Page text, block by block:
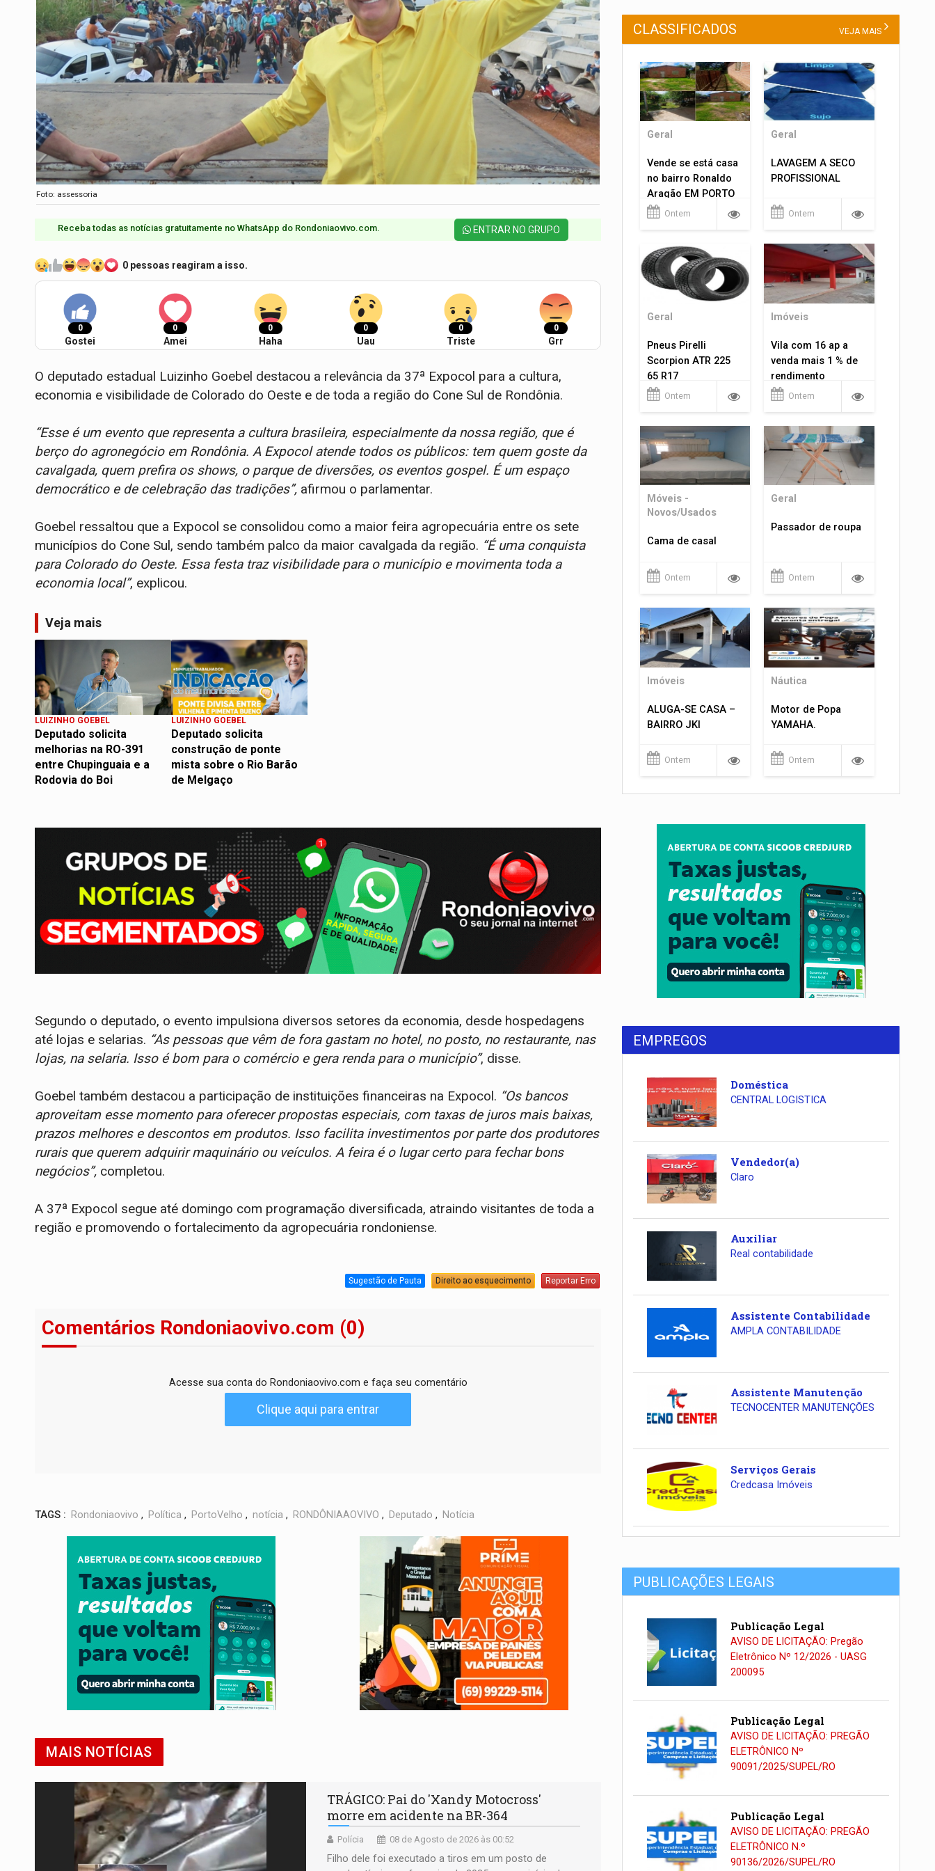
Foto: assessoria
Receba todas as notícias gratuitamente no WhatsApp do Rondoniaovivo.com.​ ENTRAR NO GRUPO
0 pessoas reagiram a isso.
0
Gostei
0
Amei
0
Haha
0
Uau
0
Triste
0
Grr
O deputado estadual Luizinho Goebel destacou a relevância da 37ª Expocol para a cultura,
economia e visibilidade de Colorado do Oeste e de toda a região do Cone Sul de Rondônia.
“Esse é um evento que representa a cultura brasileira, especialmente da nossa região, que é
berço do agronegócio em Rondônia. A Expocol atende todos os públicos: tem quem goste da
cavalgada, quem prefira os shows, o parque de diversões, os eventos gospel. É um espaço
democrático e de celebração das tradições”, afirmou o parlamentar.
Goebel ressaltou que a Expocol se consolidou como a maior feira agropecuária entre os sete
municípios do Cone Sul, sendo também palco da maior cavalgada da região. “É uma conquista
para Colorado do Oeste. Essa festa traz visibilidade para o município e movimenta toda a
economia local”, explicou.
Veja mais
LUIZINHO GOEBEL
Deputado solicita
melhorias na RO-391
entre Chupinguaia e a
Rodovia do Boi
LUIZINHO GOEBEL
Deputado solicita
construção de ponte
mista sobre o Rio Barão
de Melgaço
Segundo o deputado, o evento impulsiona diversos setores da economia, desde hospedagens
até lojas e selarias. “As pessoas que vêm de fora gastam no hotel, no posto, no restaurante, nas
lojas, na selaria. Isso é bom para o comércio e gera renda para o município”, disse.
Goebel também destacou a participação de instituições financeiras na Expocol. “Os bancos
aproveitam esse momento para oferecer propostas especiais, com taxas de juros mais baixas,
prazos melhores e descontos em produtos. Isso facilita investimentos por parte dos produtores
rurais que querem adquirir maquinário ou veículos. A feira é o lugar certo para fechar bons
negócios”, completou.
A 37ª Expocol segue até domingo com programação diversificada, atraindo visitantes de toda a
região e promovendo o fortalecimento da agropecuária rondoniense.
Sugestão de Pauta Direito ao esquecimento Reportar Erro
Comentários Rondoniaovivo.com (0)
Acesse sua conta do Rondoniaovivo.com e faça seu comentário
Clique aqui para entrar
TAGS : Rondoniaovivo , Política , PortoVelho , notícia , RONDÔNIAAOVIVO , Deputado , Notícia
MAIS NOTÍCIAS
TRÁGICO: Pai do 'Xandy Motocross'
morre em acidente na BR-364
Polícia 08 de Agosto de 2026 às 00:52
Filho dele foi executado a tiros em um posto de
CLASSIFICADOS VEJA MAIS
Geral
Vende se está casa
no bairro Ronaldo
Aragão EM PORTO
VELHO RO.
Ontem
Geral
LAVAGEM A SECO
PROFISSIONAL
Ontem
Geral
Pneus Pirelli
Scorpion ATR 225
65 R17
Ontem
Imóveis
Vila com 16 ap a
venda mais 1 % de
rendimento
Ontem
Móveis -
Novos/Usados
Cama de casal
Ontem
Geral
Passador de roupa
Ontem
Imóveis
ALUGA-SE CASA –
BAIRRO JKI
Ontem
Náutica
Motor de Popa
YAMAHA.
Ontem
EMPREGOS
Doméstica
CENTRAL LOGISTICA
Vendedor(a)
Claro
Auxiliar
Real contabilidade
Assistente Contabilidade
AMPLA CONTABILIDADE
Assistente Manutenção
TECNOCENTER MANUTENÇÕES
Serviços Gerais
Credcasa Imóveis
PUBLICAÇÕES LEGAIS
Publicação Legal
AVISO DE LICITAÇÃO: Pregão
Eletrônico Nº 12/2026 - UASG
200095
Publicação Legal
AVISO DE LICITAÇÃO: PREGÃO
ELETRÔNICO Nº
90091/2025/SUPEL/RO
Publicação Legal
AVISO DE LICITAÇÃO: PREGÃO
ELETRÔNICO N.º
90136/2026/SUPEL/RO